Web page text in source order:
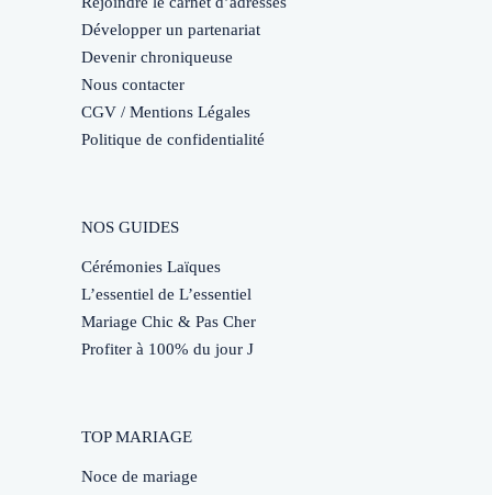
Développer un partenariat
Devenir chroniqueuse
Nous contacter
CGV / Mentions Légales
Politique de confidentialité
NOS GUIDES
Cérémonies Laïques
L’essentiel de L’essentiel
Mariage Chic & Pas Cher
Profiter à 100% du jour J
TOP MARIAGE
Noce de mariage